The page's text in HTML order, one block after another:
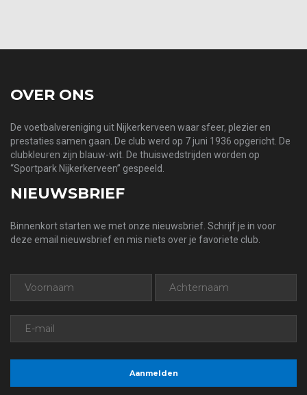
OVER ONS
De voetbalvereniging uit Nijkerkerveen waar sfeer, plezier en
prestaties samen gaan. De club werd op 7 juni 1936 opgericht. De
clubkleuren zijn blauw-wit. De thuiswedstrijden worden op
“Sportpark Nijkerkerveen” gespeeld.
NIEUWSBRIEF
Binnenkort starten we met onze nieuwsbrief. Schrijf je in voor
deze email nieuwsbrief en mis niets over je favoriete club.